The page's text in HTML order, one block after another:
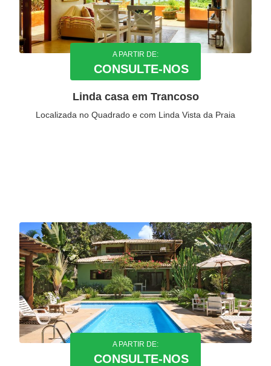
A PARTIR DE:
CONSULTE-NOS
Linda casa em Trancoso
Localizada no Quadrado e com Linda Vista da Praia
A PARTIR DE:
CONSULTE-NOS